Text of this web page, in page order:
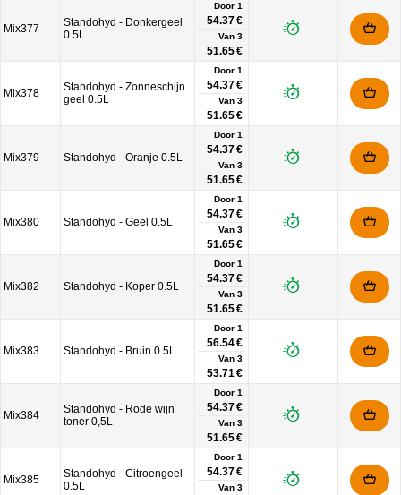
Mix377
Standohyd - Donkergeel
0.5L
Door 1
54.37 €
Van 3
51.65 €
Mix378
Standohyd - Zonneschijn
geel 0.5L
Door 1
54.37 €
Van 3
51.65 €
Mix379 Standohyd - Oranje 0.5L
Door 1
54.37 €
Van 3
51.65 €
Mix380 Standohyd - Geel 0.5L
Door 1
54.37 €
Van 3
51.65 €
Mix382 Standohyd - Koper 0.5L
Door 1
54.37 €
Van 3
51.65 €
Mix383 Standohyd - Bruin 0.5L
Door 1
56.54 €
Van 3
53.71 €
Mix384
Standohyd - Rode wijn
toner 0,5L
Door 1
54.37 €
Van 3
51.65 €
Mix385
Standohyd - Citroengeel
0.5L
Door 1
54.37 €
Van 3